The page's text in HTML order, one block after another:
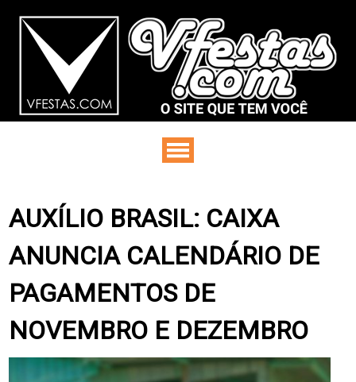
AUXÍLIO BRASIL: CAIXA
ANUNCIA CALENDÁRIO DE
PAGAMENTOS DE
NOVEMBRO E DEZEMBRO